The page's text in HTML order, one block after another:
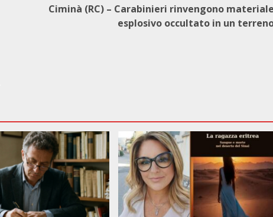
Ciminà (RC) – Carabinieri rinvengono
esplosivo occultato in un